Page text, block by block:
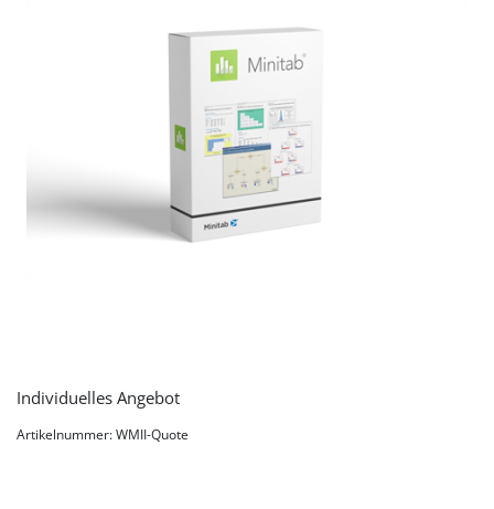
Individuelles Angebot
Artikelnummer: WMII-Quote